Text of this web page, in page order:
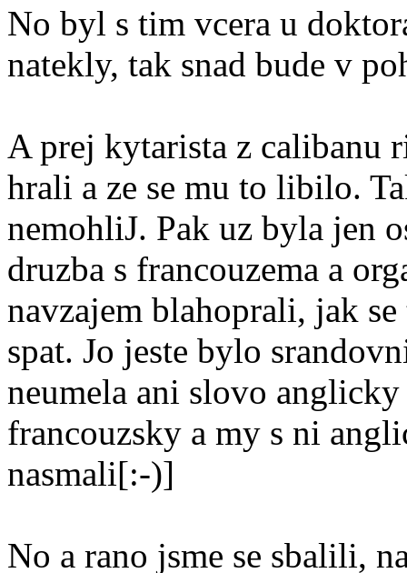
No byl s tim vcera u
natekly, tak snad bude v
A prej kytarista z calibanu
hrali a ze se mu to libilo.
nemohliJ. Pak uz byla jen
druzba s francouzema a
navzajem blahoprali, jak
spat. Jo jeste bylo
neumela ani slovo
francouzsky a my s ni
nasmali[:-)]
No a rano jsme se sbalili,